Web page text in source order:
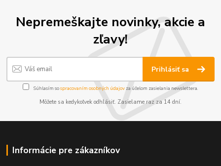
Nepremeškajte novinky, akcie a
zľavy!
Prihlásiť sa
Súhlasím sospracovaním osobných údajov za účelom zasielania newslettera.
Môžete sa kedykoľvek odhlásiť. Zasielame raz za 14 dní.
Informácie pre zákazníkov